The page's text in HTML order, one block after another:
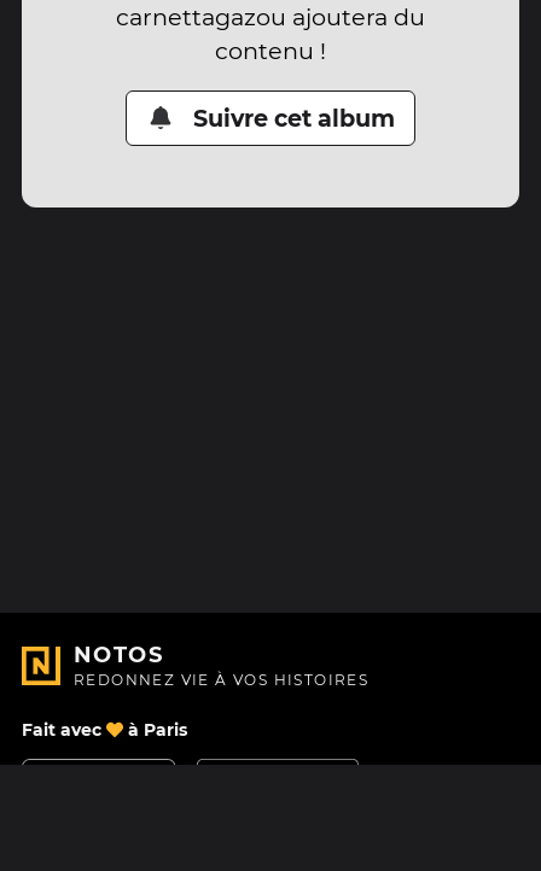
carnettagazou ajoutera du
contenu !
Suivre cet album
NOTOS
REDONNEZ VIE À VOS HISTOIRES
Fait avec à Paris